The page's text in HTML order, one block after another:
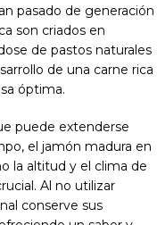
pasado de generación
son criados en
de pastos naturales
de una carne rica
óptima.
puede extenderse
el jamón madura en
la altitud y el clima de
Al no utilizar
conserve sus